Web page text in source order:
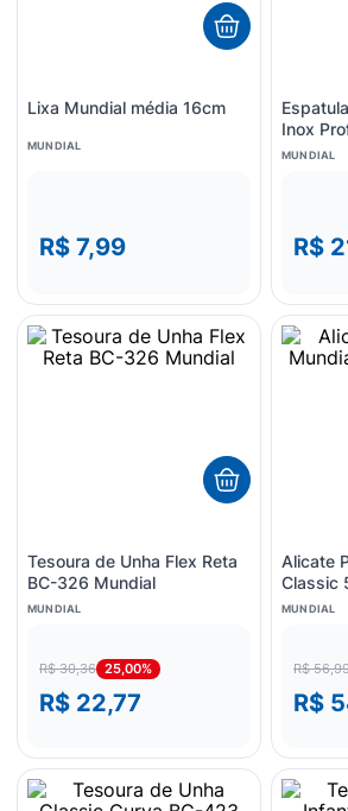
Lixa Mundial média 16cm
MUNDIAL
R$ 7,99
Inox
MUNDIAL
R$
Tesoura de Unha Flex Reta
BC-326 Mundial
MUNDIAL
R$ 30,36 25,00%
R$ 22,77
Alicate
Classic
MUNDIAL
R$
R$